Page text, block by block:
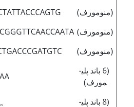
(منومورف)
(منومورف)
(منومورف)
(6 باند پلی­
مورف)
(8 باند پلی­